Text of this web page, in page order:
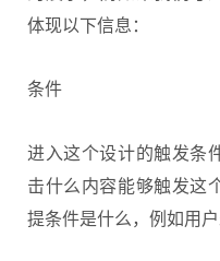
体现以下信息：
条件
进入这个设计的触发条
击什么内容能够触发这
提条件是什么，例如用户